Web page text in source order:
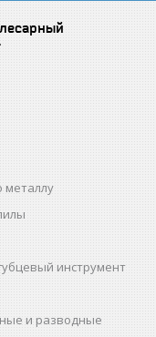
инструмент
и разводные